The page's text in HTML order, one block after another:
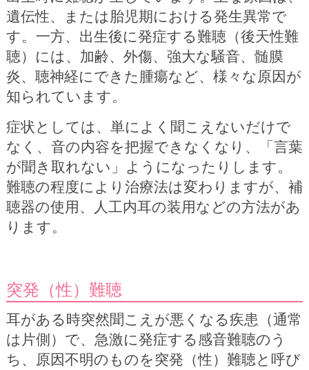
遺伝性、または胎児期における発生異常で
す。一方、出生後に発症する難聴（後天性難
聴）には、加齢、外傷、強大な騒音、髄膜
炎、聴神経にできた腫瘍など、様々な原因が
知られています。
症状としては、単によく聞こえないだけで
なく、音の内容を把握できなくなり、「言葉
が聞き取れない」ようになったりします。
難聴の程度により治療法は変わりますが、補
聴器の使用、人工内耳の装用などの方法があ
ります。
突発（性）難聴
耳がある時突然聞こえが悪くなる疾患（通常
は片側）で、急激に発症する感音難聴のう
ち、原因不明のものを突発（性）難聴と呼び